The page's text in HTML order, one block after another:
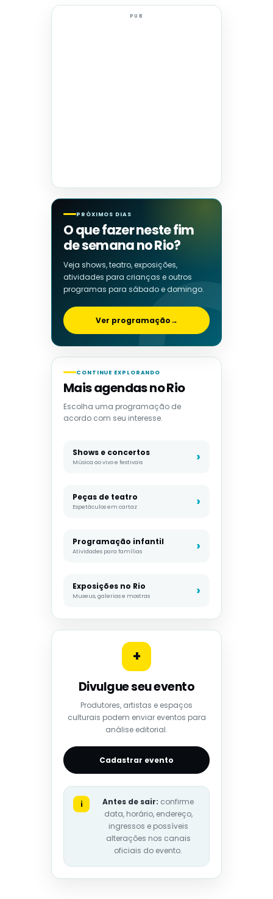
PUB
PRÓXIMOS DIAS
O que fazer neste fim
de semana no Rio?
Veja shows, teatro, exposições,
atividades para crianças e outros
programas para sábado e domingo.
Ver programação→
CONTINUE EXPLORANDO
Mais agendas no Rio
Escolha uma programação de
acordo com seu interesse.
Shows e concertos
Música ao vivo e festivais
Peças de teatro
Espetáculos em cartaz
Programação infantil
Atividades para famílias
Exposições no Rio
Museus, galerias e mostras
+
Divulgue seu evento
Produtores, artistas e espaços
culturais podem enviar eventos para
análise editorial.
Cadastrar evento
i Antes de sair: confirme
data, horário, endereço,
ingressos e possíveis
alterações nos canais
oficiais do evento.